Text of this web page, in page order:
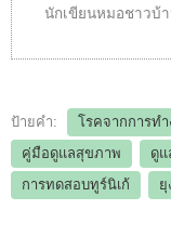
นักเขียนหมอชาวบ้
ป้ายคำ: โรคจากการทำ
คู่มือดูแลสุขภาพ
ดู
การทดสอบทูร์นิเก้
ยุ